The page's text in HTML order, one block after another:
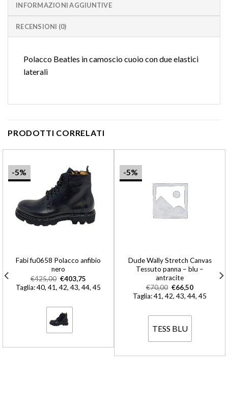
INFORMAZIONI AGGIUNTIVE
RECENSIONI (0)
Polacco Beatles in camoscio cuoio con due elastici
laterali
PRODOTTI CORRELATI
-5%
Fabi fu0658 Polacco anfibio
nero
€425,00 €403,75
Taglia: 40, 41, 42, 43, 44, 45
-5%
Dude Wally Stretch Canvas
Tessuto panna – blu –
antracite
€70,00 €66,50
Taglia: 41, 42, 43, 44, 45
TESS BLU